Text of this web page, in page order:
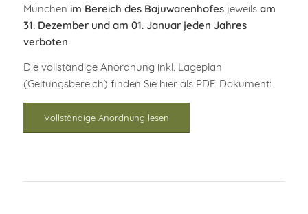
München im Bereich des Bajuwarenhofesjeweils am
31. Dezember und am 01. Januar jeden Jahres
verboten
Die vollständige Anordnung inkl. Lageplan
(Geltungsbereich) finden Sie hier als PDF-Dokument:
Vollständige Anordnung lesen